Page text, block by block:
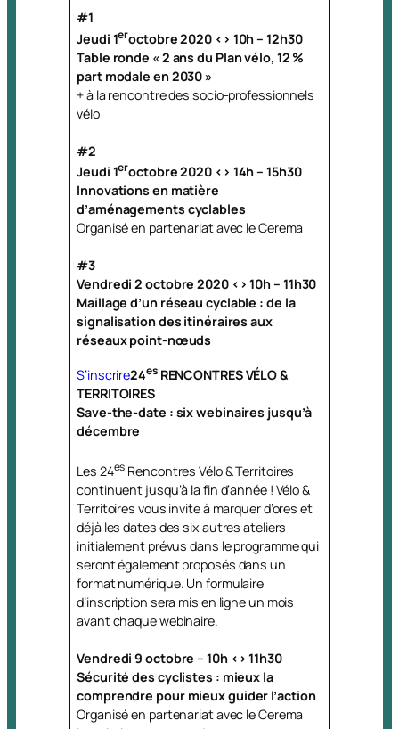
#1
Jeudi 1eroctobre 2020 <> 10h – 12h30
Table ronde « 2 ans du Plan vélo, 12 %
part modale en 2030 »
+ à la rencontre des socio-professionnels
vélo
#2
Jeudi 1eroctobre 2020 <> 14h – 15h30
Innovations en matière
d’aménagements cyclables
Organisé en partenariat avec le Cerema
#3
Vendredi 2 octobre 2020 <> 10h – 11h30
Maillage d’un réseau cyclable : de la
signalisation des itinéraires aux
réseaux point-nœuds
S’inscrire24esRENCONTRES VÉLO &
TERRITOIRES
Save-the-date : six webinaires jusqu’à
décembre
Les 24es Rencontres Vélo & Territoires
continuent jusqu’à la fin d’année ! Vélo &
Territoires vous invite à marquer d’ores et
déjà les dates des six autres ateliers
initialement prévus dans le programme qui
seront également proposés dans un
format numérique. Un formulaire
d’inscription sera mis en ligne un mois
avant chaque webinaire.
Vendredi 9 octobre – 10h <> 11h30
Sécurité des cyclistes : mieux la
comprendre pour mieux guider l’action
Organisé en partenariat avec le Cerema